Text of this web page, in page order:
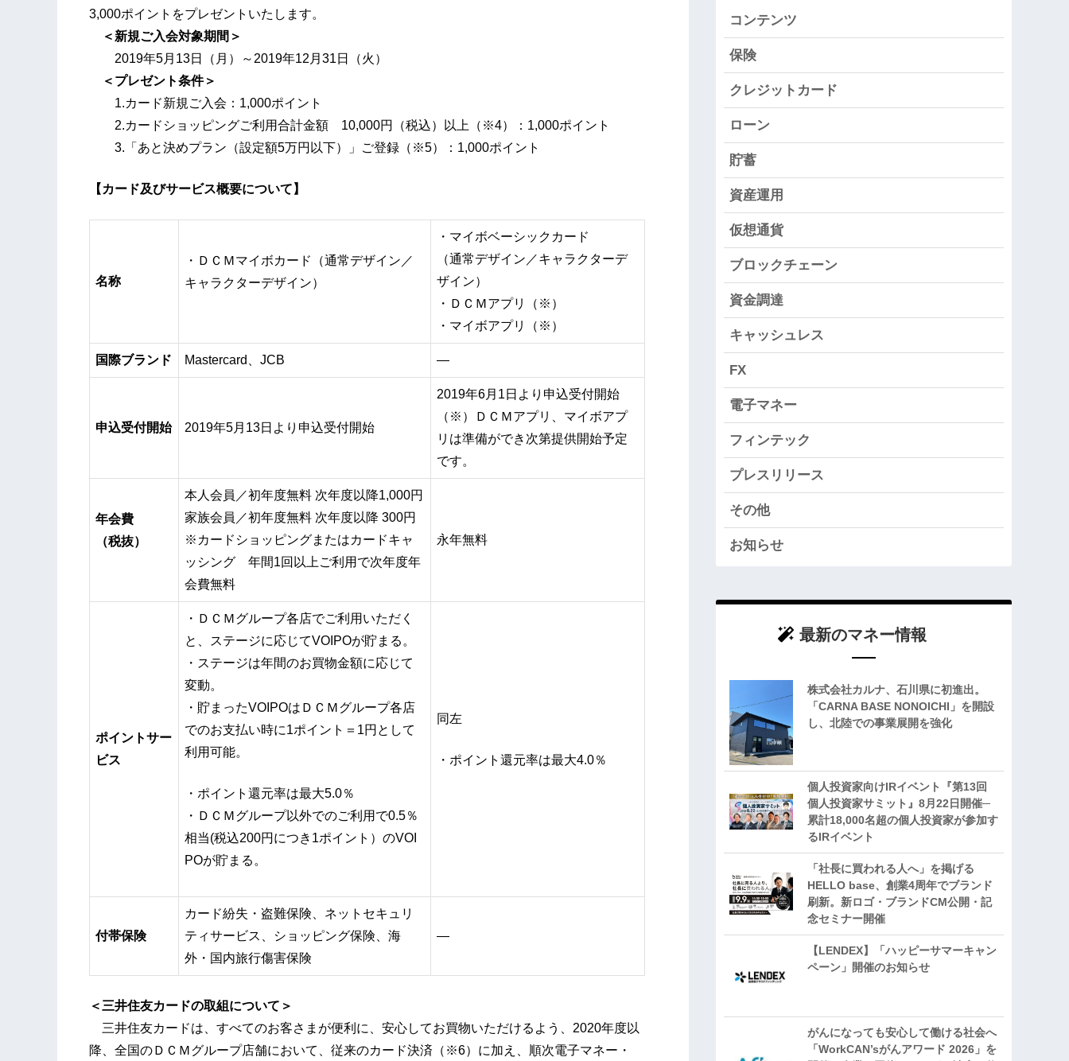
3,000ポイントをプレゼントいたします。
＜新規ご入会対象期間＞
2019年5月13日（月）～2019年12月31日（火）
＜プレゼント条件＞
1.カード新規ご入会：1,000ポイント
2.カードショッピングご利用合計金額 10,000円（税込）以上（※4）：1,000ポイント
3.「あと決めプラン（設定額5万円以下）」ご登録（※5）：1,000ポイント
【カード及びサービス概要について】
名称
・ＤＣＭマイボカード（通常デザイン／
キャラクターデザイン）
・マイボベーシックカード
（通常デザイン／キャラクターデ
ザイン）
・ＤＣＭアプリ（※）
・マイボアプリ（※）
国際ブランド Mastercard、JCB ―
申込受付開始 2019年5月13日より申込受付開始
2019年6月1日より申込受付開始
（※）ＤＣＭアプリ、マイボアプ
リは準備ができ次第提供開始予定
です。
年会費
（税抜）
本人会員／初年度無料 次年度以降1,000円
家族会員／初年度無料 次年度以降 300円
※カードショッピングまたはカードキャ
ッシング 年間1回以上ご利用で次年度年
会費無料
永年無料
ポイントサー
ビス
・ＤＣＭグループ各店でご利用いただく
と、ステージに応じてVOIPOが貯まる。
・ステージは年間のお買物金額に応じて
変動。
・貯まったVOIPOはＤＣＭグループ各店
でのお支払い時に1ポイント＝1円として
利用可能。
・ポイント還元率は最大5.0％
・ＤＣＭグループ以外でのご利用で0.5％
相当(税込200円につき1ポイント）のVOI
POが貯まる。
同左
・ポイント還元率は最大4.0％
付帯保険
カード紛失・盗難保険、ネットセキュリ
ティサービス、ショッピング保険、海
外・国内旅行傷害保険
―
＜三井住友カードの取組について＞
三井住友カードは、すべてのお客さまが便利に、安心してお買物いただけるよう、2020年度以
降、全国のＤＣＭグループ店舗において、従来のカード決済（※6）に加え、順次電子マネー・
コンテンツ
保険
クレジットカード
ローン
貯蓄
資産運用
仮想通貨
ブロックチェーン
資金調達
キャッシュレス
FX
電子マネー
フィンテック
プレスリリース
その他
お知らせ
最新のマネー情報
株式会社カルナ、石川県に初進出。
「CARNA BASE NONOICHI」を開設
し、北陸での事業展開を強化
個人投資家向けIRイベント『第13回
個人投資家サミット』8月22日開催─
累計18,000名超の個人投資家が参加す
るIRイベント
「社長に買われる人へ」を掲げる
HELLO base、創業4周年でブランド
刷新。新ロゴ・ブランドCM公開・記
念セミナー開催
【LENDEX】「ハッピーサマーキャン
ペーン」開催のお知らせ
がんになっても安心して働ける社会へ
「WorkCAN’sがんアワード 2026」を